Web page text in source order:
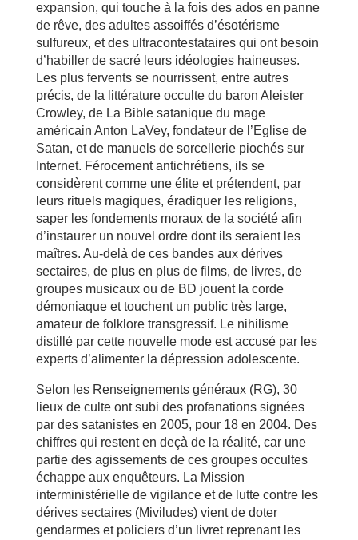
expansion, qui touche à la fois des ados en panne
de rêve, des adultes assoiffés d’ésotérisme
sulfureux, et des ultracontestataires qui ont besoin
d’habiller de sacré leurs idéologies haineuses.
Les plus fervents se nourrissent, entre autres
précis, de la littérature occulte du baron Aleister
Crowley, de La Bible satanique du mage
américain Anton LaVey, fondateur de l’Eglise de
Satan, et de manuels de sorcellerie piochés sur
Internet. Férocement antichrétiens, ils se
considèrent comme une élite et prétendent, par
leurs rituels magiques, éradiquer les religions,
saper les fondements moraux de la société afin
d’instaurer un nouvel ordre dont ils seraient les
maîtres. Au-delà de ces bandes aux dérives
sectaires, de plus en plus de films, de livres, de
groupes musicaux ou de BD jouent la corde
démoniaque et touchent un public très large,
amateur de folklore transgressif. Le nihilisme
distillé par cette nouvelle mode est accusé par les
experts d’alimenter la dépression adolescente.
Selon les Renseignements généraux (RG), 30
lieux de culte ont subi des profanations signées
par des satanistes en 2005, pour 18 en 2004. Des
chiffres qui restent en deçà de la réalité, car une
partie des agissements de ces groupes occultes
échappe aux enquêteurs. La Mission
interministérielle de vigilance et de lutte contre les
dérives sectaires (Miviludes) vient de doter
gendarmes et policiers d’un livret reprenant les